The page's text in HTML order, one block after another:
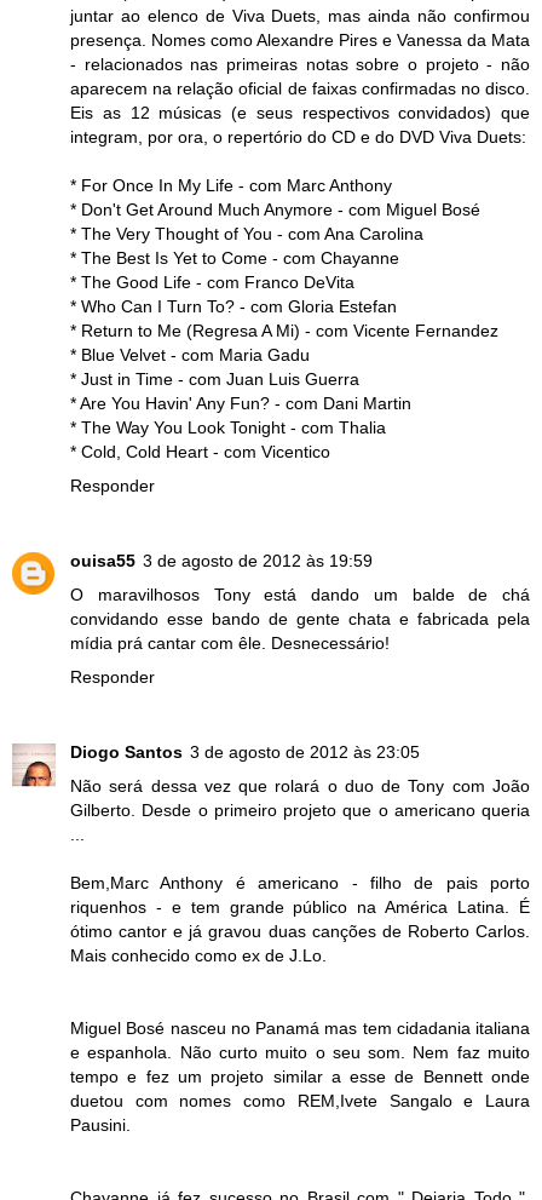
juntar ao elenco de Viva Duets, mas ainda não confirmou
presença. Nomes como Alexandre Pires e Vanessa da Mata
- relacionados nas primeiras notas sobre o projeto - não
aparecem na relação oficial de faixas confirmadas no disco.
Eis as 12 músicas (e seus respectivos convidados) que
integram, por ora, o repertório do CD e do DVD Viva Duets:
* For Once In My Life - com Marc Anthony
* Don't Get Around Much Anymore - com Miguel Bosé
* The Very Thought of You - com Ana Carolina
* The Best Is Yet to Come - com Chayanne
* The Good Life - com Franco DeVita
* Who Can I Turn To? - com Gloria Estefan
* Return to Me (Regresa A Mi) - com Vicente Fernandez
* Blue Velvet - com Maria Gadu
* Just in Time - com Juan Luis Guerra
* Are You Havin' Any Fun? - com Dani Martin
* The Way You Look Tonight - com Thalia
* Cold, Cold Heart - com Vicentico
Responder
ouisa55 3 de agosto de 2012 às 19:59
O maravilhosos Tony está dando um balde de chá
convidando esse bando de gente chata e fabricada pela
mídia prá cantar com êle. Desnecessário!
Responder
Diogo Santos 3 de agosto de 2012 às 23:05
Não será dessa vez que rolará o duo de Tony com João
Gilberto. Desde o primeiro projeto que o americano queria
Bem,Marc Anthony é americano - filho de pais porto
riquenhos - e tem grande público na América Latina. É
ótimo cantor e já gravou duas canções de Roberto Carlos.
Mais conhecido como ex de J.Lo.
Miguel Bosé nasceu no Panamá mas tem cidadania italiana
e espanhola. Não curto muito o seu som. Nem faz muito
tempo e fez um projeto similar a esse de Bennett onde
duetou com nomes como REM,Ivete Sangalo e Laura
Pausini.